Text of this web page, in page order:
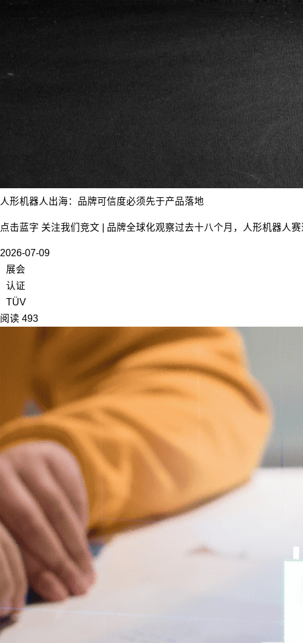
人形机器人出海：品牌可信度必须先于产品落地
点击蓝字 关注我们竞文 | 品牌全球化观察过去十八个月，人形机器人赛
2026-07-09
展会
认证
TÜV
阅读 493